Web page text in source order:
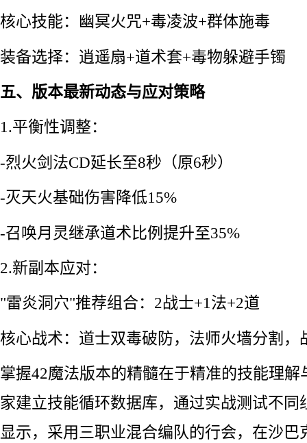
核心技能：幽冥火咒+毒凌波+群体施毒
装备选择：逍遥扇+道术套+毒物躲避手镯
五、版本最新动态与应对策略
1.平衡性调整：
-烈火剑法CD延长至8秒（原6秒）
-灭天火基础伤害降低15%
-召唤月灵继承道术比例提升至35%
2.新副本应对：
"雷炎洞穴"推荐组合：2战士+1法+2道
核心战术：道士双毒破防，法师火墙分割，
掌握42魔法版本的精髓在于精准的技能理
家建立技能循环数据库，通过实战测试不同
显示，采用三职业混合编队的行会，在沙巴